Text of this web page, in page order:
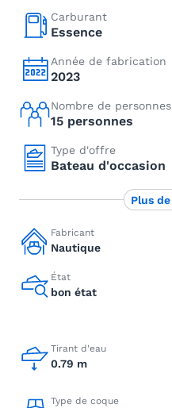
Carburant
Essence
Année de fabrication
2023
Nombre de
15 personnes
Type d'offre
Bateau d'occasion
Fabricant
Nautique
État
bon état
Tirant d'eau
0.79 m
Type de coque
Plus